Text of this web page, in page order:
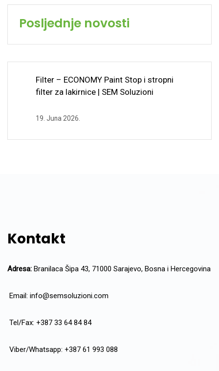
Posljednje novosti
Filter – ECONOMY Paint Stop i stropni
filter za lakirnice | SEM Soluzioni
19. Juna 2026.
Kontakt
Adresa: Branilaca Šipa 43, 71000 Sarajevo, Bosna i Hercegovina
Email: info@semsoluzioni.com
Tel/Fax: +387 33 64 84 84
Viber/Whatsapp: +387 61 993 088